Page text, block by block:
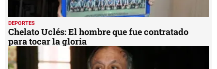
DEPORTES
Chelato Uclés: El hombre que fue contratado
para tocar la gloria